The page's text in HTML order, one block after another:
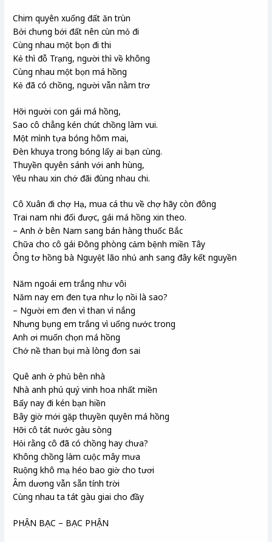
Chim quyên xuống đất ăn trùn
Bởi chưng bới đất nên cùn mỏ đi
Cùng nhau một bọn đi thi
Kẻ thì đỗ Trạng, người thì về không
Cùng nhau một bọn má hồng
Kẻ đã có chồng, người vẫn nằm trơ
Hỡi người con gái má hồng,
Sao cô chẳng kén chút chồng làm vui.
Một mình tựa bóng hôm mai,
Đèn khuya trong bóng lấy ai bạn cùng.
Thuyền quyên sánh với anh hùng,
Yêu nhau xin chớ đãi đùng nhau chi.
Cô Xuân đi chợ Hạ, mua cá thu về chợ hãy còn đông
Trai nam nhi đối được, gái má hồng xin theo.
– Anh ở bên Nam sang bán hàng thuốc Bắc
Chữa cho cô gái Đông phòng cảm bệnh miền Tây
Ông tơ hồng bà Nguyệt lão nhủ anh sang đây kết nguyền
Năm ngoái em trắng như vôi
Năm nay em đen tựa như lọ nồi là sao?
– Người em đen vì than vì nắng
Nhưng bụng em trắng vì uống nước trong
Anh ơi muốn chọn má hồng
Chớ nề than bụi mà lòng đơn sai
Quê anh ở phủ bên nhà
Nhà anh phú quý vinh hoa nhất miền
Bấy nay đi kén bạn hiền
Bây giờ mới gặp thuyền quyên má hồng
Hỡi cô tát nước gàu sòng
Hỏi rằng cô đã có chồng hay chưa?
Không chồng làm cuộc mây mưa
Ruộng khô mạ héo bao giờ cho tươi
Âm dương vẫn sẵn tính trời
Cùng nhau ta tát gàu giai cho đầy
PHẬN BẠC – BẠC PHẬN